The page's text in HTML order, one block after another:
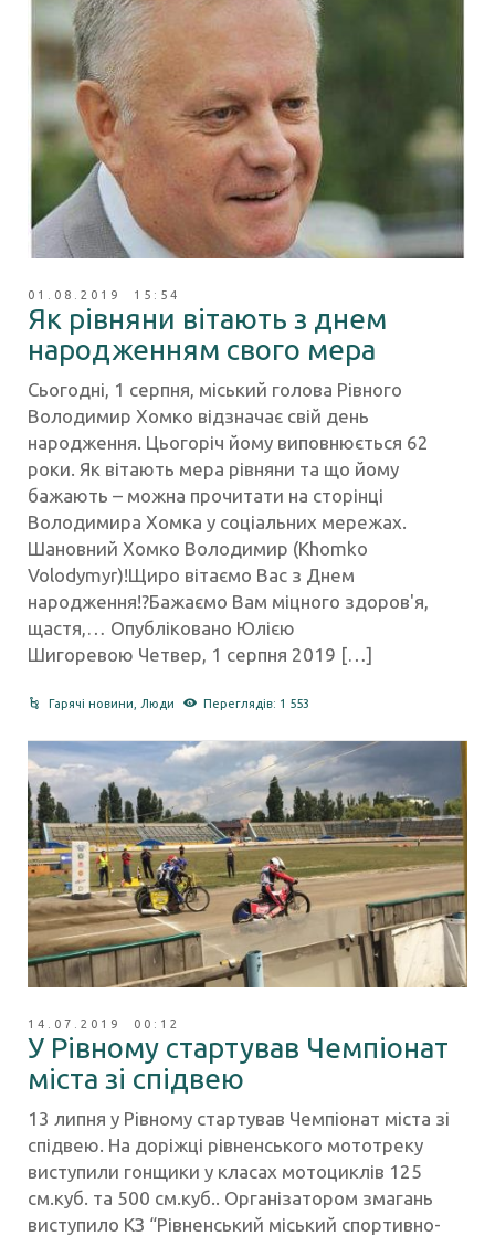
01.08.2019 15:54
Як рівняни вітають з днем
народженням свого мера
Сьогодні, 1 серпня, міський голова Рівного
Володимир Хомко відзначає свій день
народження. Цьогоріч йому виповнюється 62
роки. Як вітають мера рівняни та що йому
бажають – можна прочитати на сторінці
Володимира Хомка у соціальних мережах.
Шановний Хомко Володимир (Khomko
Volodymyr)!Щиро вітаємо Вас з Днем
народження!?Бажаємо Вам міцного здоров'я,
щастя,… Опубліковано Юлією
Шигоревою Четвер, 1 серпня 2019 […]
Гарячі новини Люди Переглядів: 1 553
14.07.2019 00:12
У Рівному стартував Чемпіонат
міста зі спідвею
13 липня у Рівному стартував Чемпіонат міста зі
спідвею. На доріжці рівненського мототреку
виступили гонщики у класах мотоциклів 125
см.куб. та 500 см.куб.. Організатором змагань
виступило КЗ “Рівненський міський спортивно-